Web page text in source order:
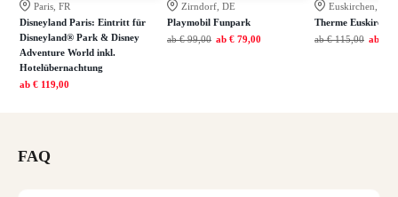
Paris, FR
Disneyland Paris: Eintritt für
Disneyland® Park & Disney
Adventure World inkl.
Hotelübernachtung
ab € 119,00
Zirndorf, DE
Playmobil Funpark
ab € 99,00 ab € 79,00
Euskirchen, DE
Therme Euskirchen
ab € 115,00 ab
FAQ